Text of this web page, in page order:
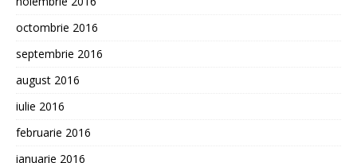
octombrie 2016
septembrie 2016
august 2016
iulie 2016
februarie 2016
ianuarie 2016